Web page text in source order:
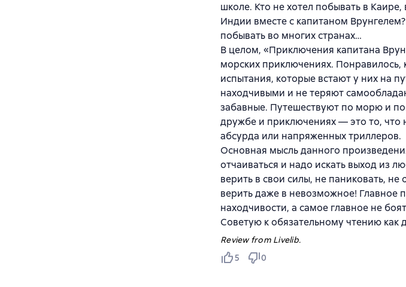
школе. Кто не хотел побывать в
Индии вместе с капитаном
побывать во многих странах…
В целом, «Приключения капитана
морских приключениях. Понравилось,
испытания, которые встают у них на
находчивыми и не теряют
забавные. Путешествуют по морю и
дружбе и приключениях — это то, что
абсурда или напряженных триллеров.
Основная мысль данного
отчаиваться и надо искать выход из
верить в свои силы, не паниковать,
верить даже в невозможное! Главное
находчивости, а самое главное не
Советую к обязательному чтению как
Review from Livelib.
5
0